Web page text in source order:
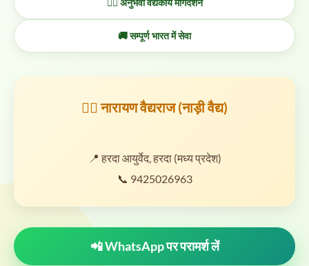
🚚 सम्पूर्ण भारत में सेवा
👨‍⚕️ नारायण वैद्यराज (नाड़ी वैद्य)
📍 हरदा आयुर्वेद, हरदा (मध्य प्रदेश)
📞 9425026963
📲 WhatsApp पर परामर्श लें